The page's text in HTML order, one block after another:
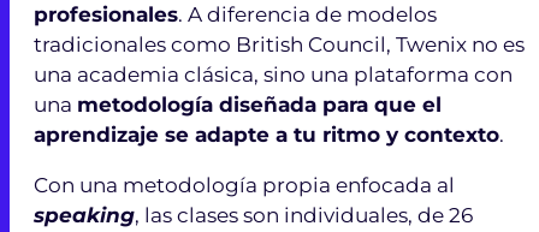
profesionales. A diferencia de modelos
tradicionales como British Council, Twenix no es
una academia clásica, sino una plataforma con
una metodología diseñada para que el
aprendizaje se adapte a tu ritmo y contexto.
Con una metodología propia enfocada al
speaking, las clases son individuales, de 26